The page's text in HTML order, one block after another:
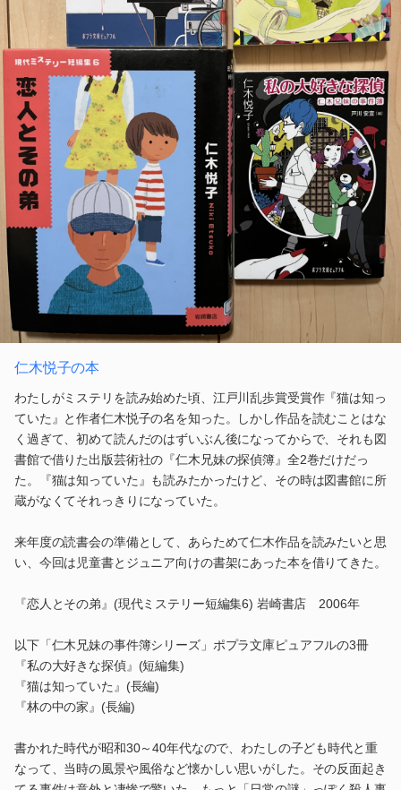
仁木悦子の本
わたしがミステリを読み始めた頃、江戸川乱歩賞受賞作『猫は知っ
ていた』と作者仁木悦子の名を知った。しかし作品を読むことはな
く過ぎて、初めて読んだのはずいぶん後になってからで、それも図
書館で借りた出版芸術社の『仁木兄妹の探偵簿』全2巻だけだっ
た。『猫は知っていた』も読みたかったけど、その時は図書館に所
蔵がなくてそれっきりになっていた。
来年度の読書会の準備として、あらためて仁木作品を読みたいと思
い、今回は児童書とジュニア向けの書架にあった本を借りてきた。
『恋人とその弟』(現代ミステリー短編集6) 岩崎書店 2006年
以下「仁木兄妹の事件簿シリーズ」ポプラ文庫ピュアフルの3冊
『私の大好きな探偵』(短編集)
『猫は知っていた』(長編)
『林の中の家』(長編)
書かれた時代が昭和30～40年代なので、わたしの子ども時代と重
なって、当時の風景や風俗など懐かしい思いがした。その反面起き